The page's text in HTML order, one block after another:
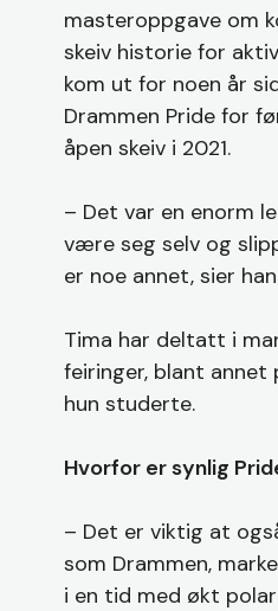
masteroppgave om
skeiv historie for
kom ut for noen år
Drammen Pride for
åpen skeiv i 2021.
– Det var en enorm
være seg selv og
er noe annet, sier
Tima har deltatt i
feiringer, blant annet
hun studerte.
Hvorfor er synlig
– Det er viktig at
som Drammen,
i en tid med økt